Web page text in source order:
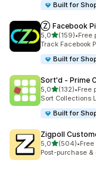
Built for
Ⓩ Facebook
5,05 yıldız
(159)
toplam 159•Free
Track Facebook
Built for
Sort'd ‑ Prime
5,05 yıldız
(132)
toplam 132•Free
Sort Collections
Built for
Zigpoll
5,05 yıldız
(504)
toplam 504•
Post-purchase &